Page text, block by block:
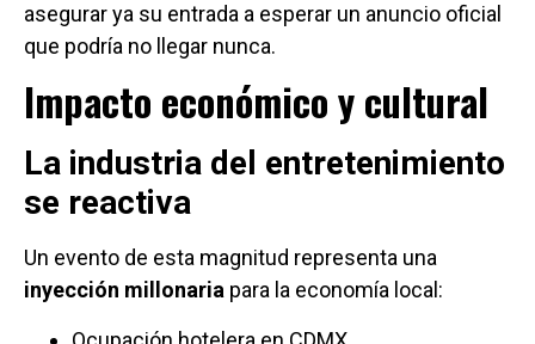
asegurar ya su entrada a esperar un anuncio oficial
que podría no llegar nunca.
Impacto económico y cultural
La industria del entretenimiento
se reactiva
Un evento de esta magnitud representa una
inyección millonaria para la economía local: